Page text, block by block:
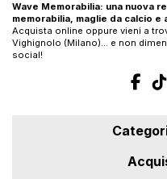
Wave Memorabilia: una nuova
memorabilia, maglie da calcio e
Acquista online oppure vieni a
Vighignolo (Milano)… e non
social!